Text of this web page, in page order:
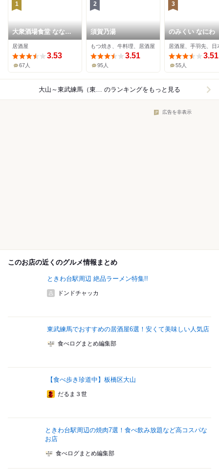
1
大衆酒場食堂 ななつ
ぼし
居酒屋
3.53
67人
2
須賀乃湯
もつ焼き、牛料理、居酒屋
3.51
95人
3
のみくい なにわ
居酒屋、手羽先、日
3.51
55人
大山～東武練馬（東武東上線）×居酒屋 のランキングをもっと見る
広告を非表示
このお店の近くのグルメ情報まとめ
ときわ台駅周辺 絶品ラーメン特集!!
ドンドチャッカ
東武練馬でおすすめの居酒屋6選！安くて美味しい人気店
食べログまとめ編集部
【食べ歩き珍道中】板橋区大山
だるま３世
ときわ台駅周辺の焼肉7選！食べ飲み放題など高コスパな
お店
食べログまとめ編集部